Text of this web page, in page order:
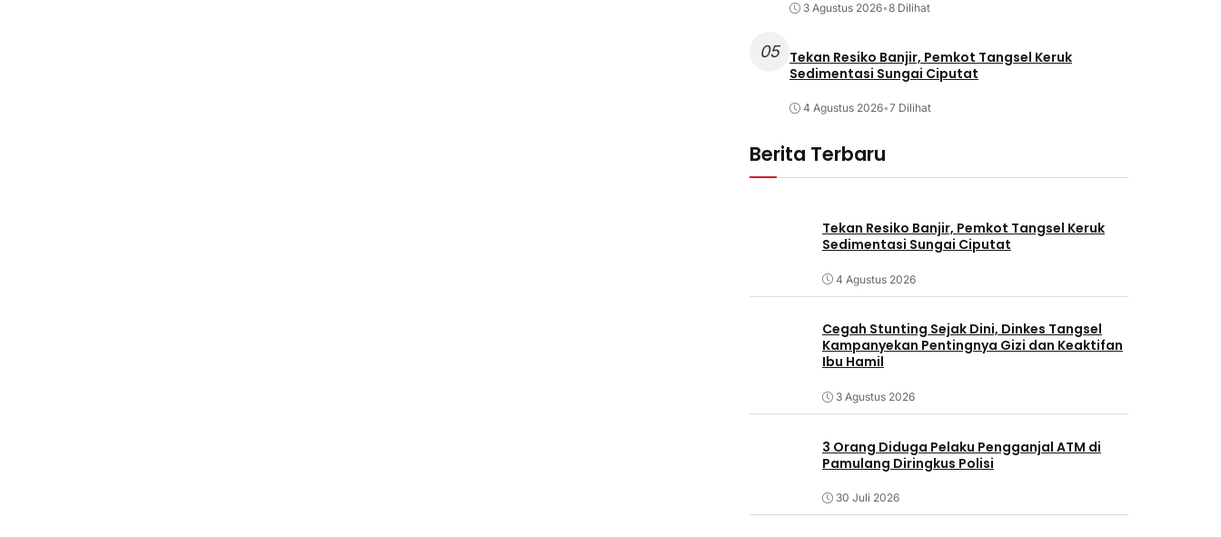
3 Agustus 2026•8 Dilihat
05
Tekan Resiko Banjir, Pemkot Tangsel Keruk
Sedimentasi Sungai Ciputat
4 Agustus 2026•7 Dilihat
Berita Terbaru
Tekan Resiko Banjir, Pemkot Tangsel Keruk
Sedimentasi Sungai Ciputat
4 Agustus 2026
Cegah Stunting Sejak Dini, Dinkes Tangsel
Kampanyekan Pentingnya Gizi dan Keaktifan
Ibu Hamil
3 Agustus 2026
3 Orang Diduga Pelaku Pengganjal ATM di
Pamulang Diringkus Polisi
30 Juli 2026